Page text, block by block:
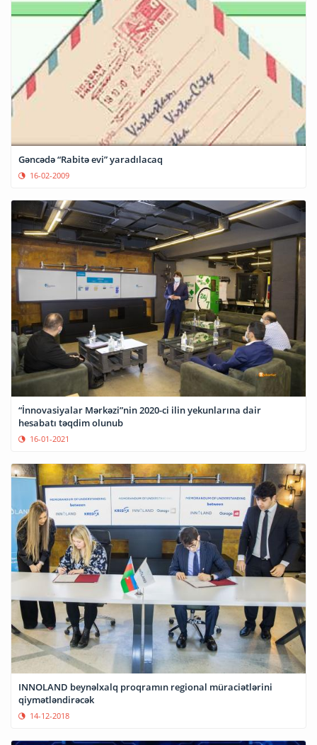
Gəncədə “Rabitə evi” yaradılacaq
16-02-2009
“İnnovasiyalar Mərkəzi”nin 2020-ci ilin yekunlarına dair
hesabatı təqdim olunub
16-01-2021
INNOLAND beynəlxalq proqramın regional müraciətlərini
qiymətləndirəcək
14-12-2018